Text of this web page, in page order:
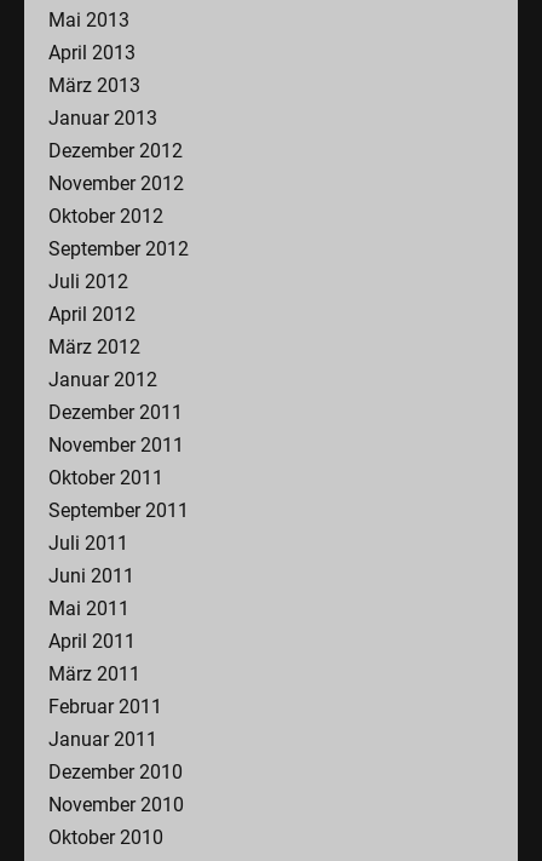
Mai 2013
April 2013
März 2013
Januar 2013
Dezember 2012
November 2012
Oktober 2012
September 2012
Juli 2012
April 2012
März 2012
Januar 2012
Dezember 2011
November 2011
Oktober 2011
September 2011
Juli 2011
Juni 2011
Mai 2011
April 2011
März 2011
Februar 2011
Januar 2011
Dezember 2010
November 2010
Oktober 2010